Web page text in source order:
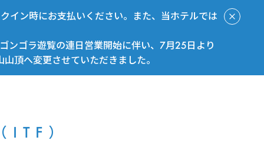
イン時にお支払いください。また、当ホテルでは
ンゴラ遊覧の連日営業開始に伴い、7月25日より
頂へ変更させていただきました。
ITF）